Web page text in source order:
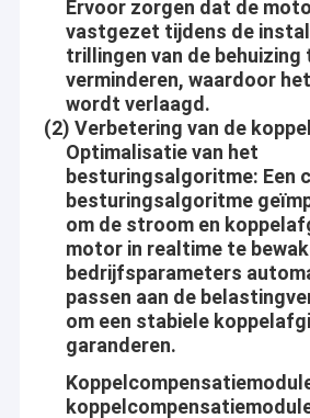
16 mm-20 mm Mini DC
25mm gelijkstroom Toestelmotor
37 mm kleine DC-
Planetarische Toestelmotor
Brushless gelijkstroom-
Gelijkstroom-de Motoren van het
Elektrische gelijkstroom-
Ervoor zorgen dat de
vastgezet tijdens de
trillingen van de behuizing
verminderen, waardoor
wordt verlaagd.
(2) Verbetering van de
Optimalisatie van het
besturingsalgoritme: Een
besturingsalgoritme
om de stroom en
motor in realtime te
bedrijfsparameters
passen aan de
om een stabiele
garanderen.
advertentieveiligheid, Verkeer en
Materiaal en hulpmiddelen, Automotives,
Aslong is bezig geweest met het maken
mensen geschikter, comfortabel en
hart!
Kernwaarden
Wederzijds-voordeel:
Verstrek de betere en betere motoren en
klant, bereikt succesvol samen met
ons beste van onze klanten en
Beroeps:
Van het ontwerpen, verwerving,